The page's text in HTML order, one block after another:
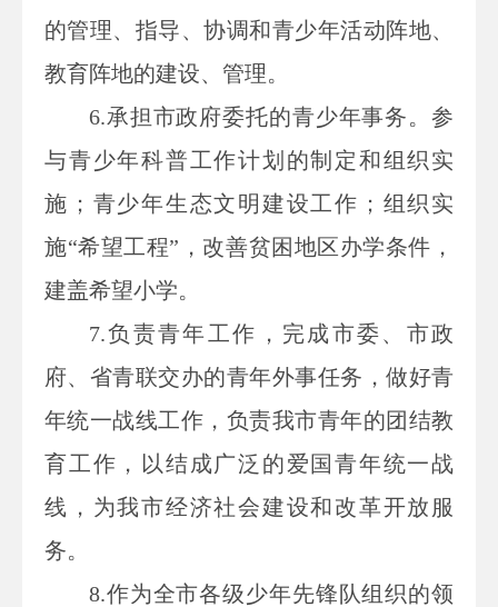
的管理、指导、协调和青少年活动阵地、
教育阵地的建设、管理。
6.承担市政府委托的青少年事务。参
与青少年科普工作计划的制定和组织实
施；青少年生态文明建设工作；组织实
施“希望工程”，改善贫困地区办学条件，
建盖希望小学。
7.负责青年工作，完成市委、市政
府、省青联交办的青年外事任务，做好青
年统一战线工作，负责我市青年的团结教
育工作，以结成广泛的爱国青年统一战
线，为我市经济社会建设和改革开放服
务。
8.作为全市各级少年先锋队组织的领